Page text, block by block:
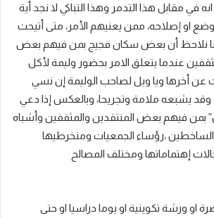
في مقابل هذا التدمر وهذا التباكي لا نجد أية
او إصلاحه، ممن يعنيهم الأمر، متى أتيحت
نلاحظ أن بعض سكان فجيج بمن فيهم بعض
عندما يتعلق الامر بحضور وليمة لأكل
عن أخرها ويا ويل لصاحب الوليمة إن نسي
وقد يشبعه ملامة وتجريحا، وبالعكس إذا دعي
بمن فيهم بعض المنتقدين والمثقفين وأشباه
،الساخطين ،رؤساء الجمعيات ومنخرطيها
إهتماماتها ومختلف المصالح
او ورشة تكوينية او يوما دراسيا او حتى